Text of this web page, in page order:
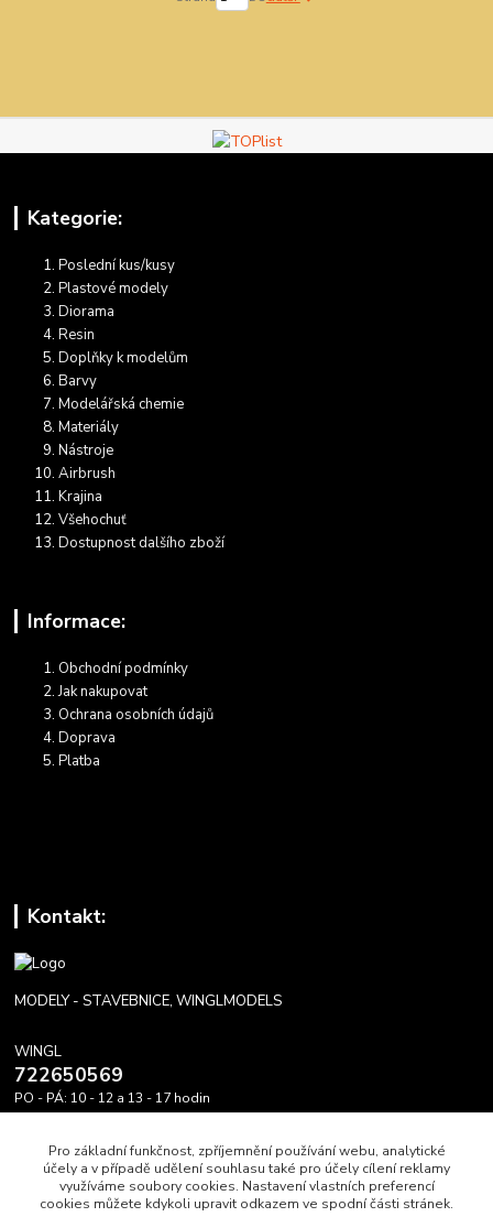
Kategorie:
Poslední kus/kusy
Plastové modely
Diorama
Resin
Doplňky k modelům
Barvy
Modelářská chemie
Materiály
Nástroje
Airbrush
Krajina
Všehochuť
Dostupnost dalšího zboží
Informace:
Obchodní podmínky
Jak nakupovat
Ochrana osobních údajů
Doprava
Platba
Kontakt:
MODELY - STAVEBNICE, WINGLMODELS
WINGL
722650569
PO - PÁ: 10 - 12 a 13 - 17 hodin
Pro základní funkčnost, zpříjemnění používání webu, analytické
účely a v případě udělení souhlasu také pro účely cílení reklamy
využíváme soubory cookies. Nastavení vlastních preferencí
cookies můžete kdykoli upravit odkazem ve spodní části stránek.